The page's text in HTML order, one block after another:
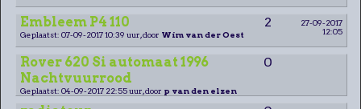
Embleem P4 110 2
27-09-2017
12:05
Geplaatst: 07-09-2017 10:39 uur, door Wim van der Oest
Rover 620 Si automaat 1996
Nachtvuurrood
0
Geplaatst: 04-09-2017 22:55 uur, door p van den elzen